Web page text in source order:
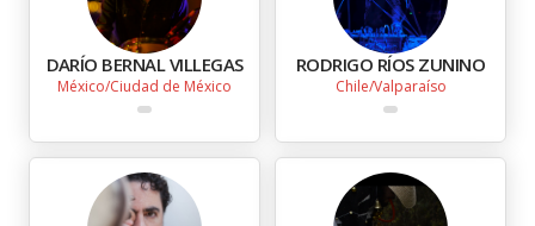
DARÍO BERNAL VILLEGAS
México Ciudad de México
RODRIGO RÍOS ZUNINO
Chile Valparaíso